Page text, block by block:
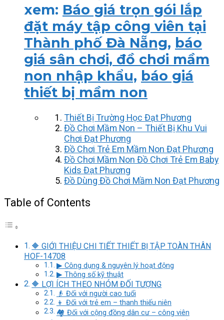
xem: Báo giá trọn gói lắp
đặt máy tập công viên tại
Thành phố Đà Nẵng, báo
giá sân chơi, đồ chơi mầm
non nhập khẩu, báo giá
thiết bị mầm non
Thiết Bị Trường Học Đạt Phương
Đồ Chơi Mầm Non – Thiết Bị Khu Vui
Chơi Đạt Phương
Đồ Chơi Trẻ Em Mầm Non Đạt Phương
Đồ Chơi Mầm Non Đồ Chơi Trẻ Em Baby
Kids Đạt Phương
Đồ Dùng Đồ Chơi Mầm Non Đạt Phương
Table of Contents
🔶 GIỚI THIỆU CHI TIẾT THIẾT BỊ TẬP TOÀN THÂN
HOF-14708
▶ Công dụng & nguyên lý hoạt động
▶ Thông số kỹ thuật
🔶 LỢI ÍCH THEO NHÓM ĐỐI TƯỢNG
👴 Đối với người cao tuổi
👦 Đối với trẻ em – thanh thiếu niên
🏘️ Đối với cộng đồng dân cư – công viên